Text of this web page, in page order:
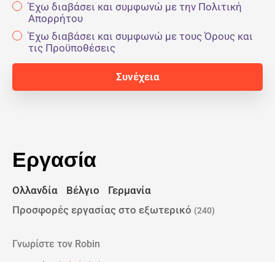
Έχω διαβάσει και συμφωνώ με την Πολιτική
Απορρήτου
Έχω διαβάσει και συμφωνώ με τους Όρους και
τις Προϋποθέσεις
Εργασία
Ολλανδία Βέλγιο
Γερμανία
Προσφορές εργασίας στο εξωτερικό (240)
Γνωρίστε τον Robin